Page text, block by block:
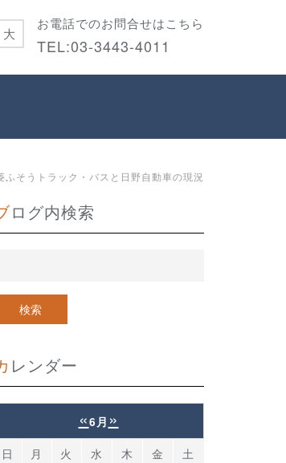
お電話でのお問合せはこちら
TEL:03-3443-4011
大
ふそうトラック・バスと日野自動車の現況
ブログ内検索
カレンダー
«6月 »
日 月 火 水 木 金
土